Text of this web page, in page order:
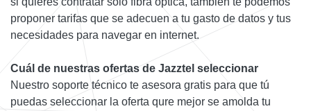
proponer tarifas que se adecuen a tu gasto de datos y tus
necesidades para navegar en internet.
Cuál de nuestras ofertas de Jazztel seleccionar
Nuestro soporte técnico te asesora gratis para que tú
puedas seleccionar la oferta qure mejor se amolda tu